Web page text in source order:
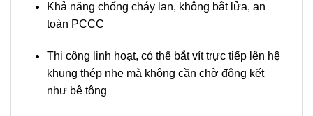
Khả năng chống cháy lan, không bắt lửa, an
toàn PCCC
Thi công linh hoạt, có thể bắt vít trực tiếp lên hệ
khung thép nhẹ mà không cần chờ đông kết
như bê tông